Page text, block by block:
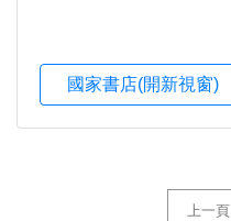
國家書店(開新視窗)
上一頁